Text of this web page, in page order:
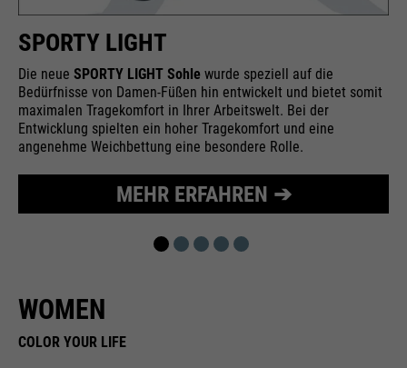
Zweck
Wird zur Begrenzung der Request-
Rate verwendet.
Name
_fbp
Anbieter
Facebook
Laufzeit
24 Monate
Wird für das Facebook Pixel
SPORTY LIGHT
Die neue SPORTY LIGHT Sohle wurde speziell auf die
Bedürfnisse von Damen-Füßen hin entwickelt und bietet somit
maximalen Tragekomfort in Ihrer Arbeitswelt. Bei der
Entwicklung spielten ein hoher Tragekomfort und eine
angenehme Weichbettung eine besondere Rolle.
MEHR ERFAHREN ➔
WOMEN
COLOR YOUR LIFE